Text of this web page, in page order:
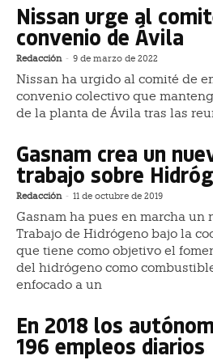
Nissan urge al
convenio de Ávila
Redacción - 9 de marzo de 2022
Nissan ha urgido al comité de
convenio colectivo que
de la planta de Ávila tras las
Gasnam crea un
trabajo sobre
Redacción - 11 de octubre de 2019
Gasnam ha pues en marcha un
Trabajo de Hidrógeno bajo la
que tiene como objetivo el
del hidrógeno como
enfocado a un
En 2018 los
196 empleos diarios